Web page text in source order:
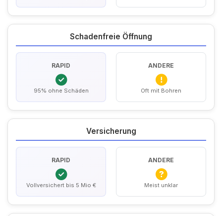
Schadenfreie Öffnung
RAPID
95% ohne Schäden
ANDERE
Oft mit Bohren
Versicherung
RAPID
Vollversichert bis 5 Mio €
ANDERE
Meist unklar